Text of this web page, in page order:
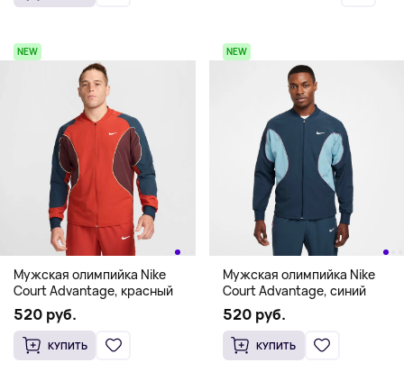
NEW
Мужская олимпийка Nike
Court Advantage, красный
520 руб.
КУПИТЬ
NEW
Мужская олимпийка Nike
Court Advantage, синий
520 руб.
КУПИТЬ